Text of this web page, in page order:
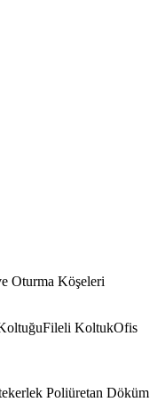
Oturma Köşeleri
Fileli KoltukOfis
Poliüretan Döküm